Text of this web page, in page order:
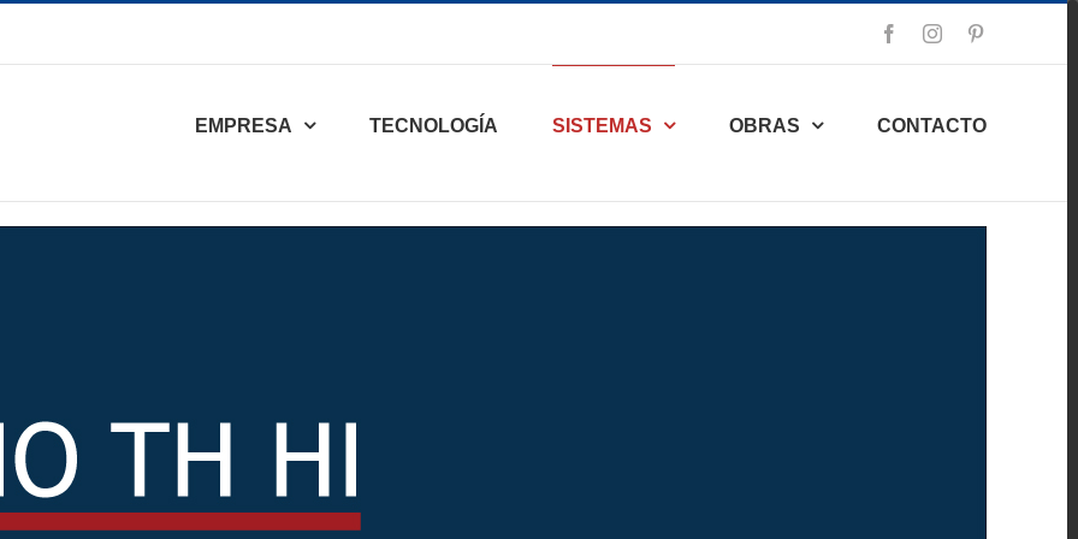
FacebookInstagram
EMPRESA TECNOLOGÍA SISTEMAS OBRAS CONTACTO